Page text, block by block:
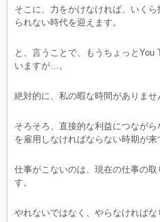
そこに、力をかけなければ、いく
られない時代を迎えます。
と、言うことで、もうちょっとYou
いますが…。
絶対的に、私の暇な時間がありませ
そろそろ、直接的な利益につなが
を雇用しなければならない時期が来
仕事がこないのは、現在の仕事の
す。
やれないではなく、やらなければな